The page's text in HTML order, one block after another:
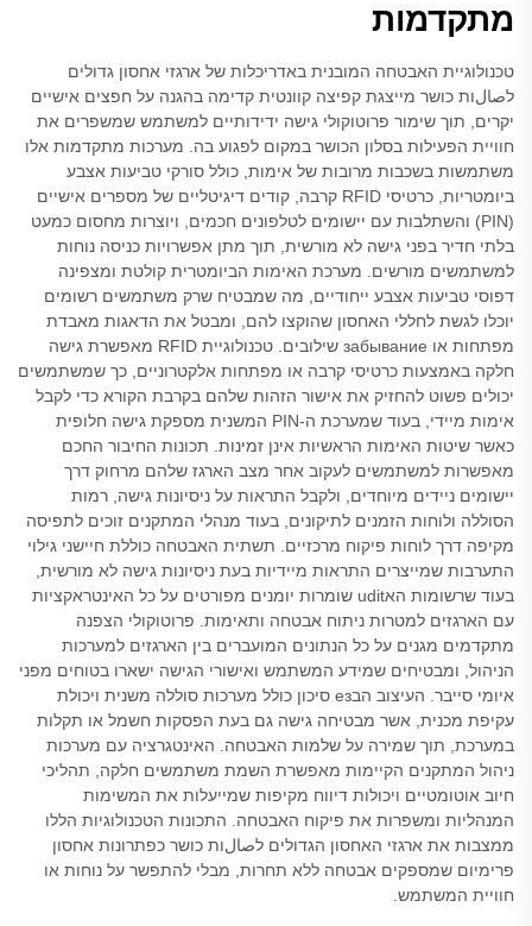
מתקדמות
טכנולוגיית האבטחה המובנית באדריכלות של ארגזי אחסון גדולים
לصالות כושר מייצגת קפיצה קוונטית קדימה בהגנה על חפצים אישיים
יקרים, תוך שימור פרוטוקולי גישה ידידותיים למשתמש שמשפרים את
חוויית הפעילות בסלון הכושר במקום לפגוע בה. מערכות מתקדמות אלו
משתמשות בשכבות מרובות של אימות, כולל סורקי טביעות אצבע
ביומטריות, כרטיסי RFID קרבה, קודים דיגיטליים של מספרים אישיים
(PIN) והשתלבות עם יישומים לטלפונים חכמים, ויוצרות מחסום כמעט
בלתי חדיר בפני גישה לא מורשית, תוך מתן אפשרויות כניסה נוחות
למשתמשים מורשים. מערכת האימות הביומטרית קולטת ומצפינה
דפוסי טביעות אצבע ייחודיים, מה שמבטיח שרק משתמשים רשומים
יוכלו לגשת לחללי האחסון שהוקצו להם, ומבטל את הדאגות מאבדת
מפתחות או забывание שילובים. טכנולוגיית RFID מאפשרת גישה
חלקה באמצעות כרטיסי קרבה או מפתחות אלקטרוניים, כך שמשתמשים
יכולים פשוט להחזיק את אישור הזהות שלהם בקרבת הקורא כדי לקבל
אימות מיידי, בעוד שמערכת ה-PIN המשנית מספקת גישה חלופית
כאשר שיטות האימות הראשיות אינן זמינות. תכונות החיבור החכם
מאפשרות למשתמשים לעקוב אחר מצב הארגז שלהם מרחוק דרך
יישומים ניידים מיוחדים, ולקבל התראות על ניסיונות גישה, רמות
הסוללה ולוחות הזמנים לתיקונים, בעוד מנהלי המתקנים זוכים לתפיסה
מקיפה דרך לוחות פיקוח מרכזיים. תשתית האבטחה כוללת חיישני גילוי
התערבות שמייצרים התראות מיידיות בעת ניסיונות גישה לא מורשית,
בעוד שרשומות האudit שומרות יומנים מפורטים על כל האינטראקציות
עם הארגזים למטרות ניתוח אבטחה ותאימות. פרוטוקולי הצפנה
מתקדמים מגנים על כל הנתונים המועברים בין הארגזים למערכות
הניהול, ומבטיחים שמידע המשתמש ואישורי הגישה ישארו בטוחים מפני
איומי סייבר. העיצוב הבез סיכון כולל מערכות סוללה משנית ויכולת
עקיפת מכנית, אשר מבטיחה גישה גם בעת הפסקות חשמל או תקלות
במערכת, תוך שמירה על שלמות האבטחה. האינטגרציה עם מערכות
ניהול המתקנים הקיימות מאפשרת השמת משתמשים חלקה, תהליכי
חיוב אוטומטיים ויכולות דיווח מקיפות שמייעלות את המשימות
המנהליות ומשפרות את פיקוח האבטחה. התכונות הטכנולוגיות הללו
ממצבות את ארגזי האחסון הגדולים לصالות כושר כפתרונות אחסון
פרימיום שמספקים אבטחה ללא תחרות, מבלי להתפשר על נוחות או
חוויית המשתמש.